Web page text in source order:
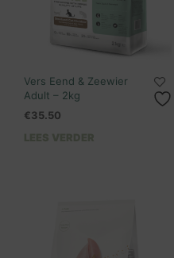
Vers Eend & Zeewier
Adult – 2kg
€35.50
LEES VERDER